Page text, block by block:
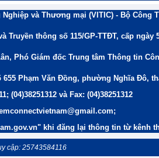
và Thương mại (VITIC) - Bộ Công
Truyền thông số 115/GP-TTĐT, cấp ngày
Phó Giám đốc Trung tâm Thông tin
Phạm Văn Đồng, phường Nghĩa Đô,
(04)38251312 và Fax: (04)38251312
khi đăng lại thông tin từ kênh
cập: 25743584116